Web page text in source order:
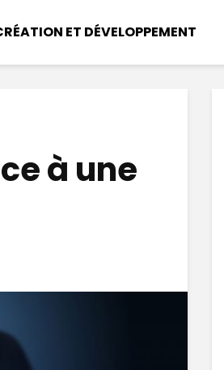
ET DÉVELOPPEMENT
à une